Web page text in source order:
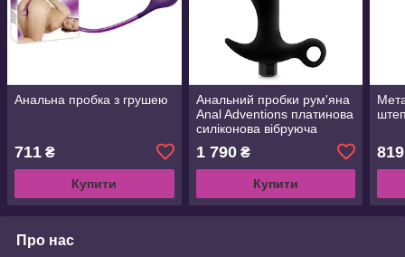
Анальна пробка з грушею
711 ₴
Купити
Анальний пробки рум'яна
Anal Adventions платинова
силіконова вібруюча
1 790₴
Купити
819
Про нас